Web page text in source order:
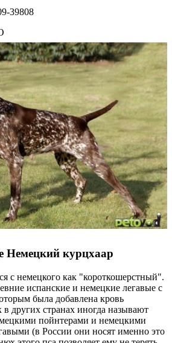
39808
Немецкий курцхаар
с немецкого как "короткошерстный".
испанские и немецкие легавые с
была добавлена кровь
других странах иногда называют
пойнтерами и немецкими
(в России они носят именно это